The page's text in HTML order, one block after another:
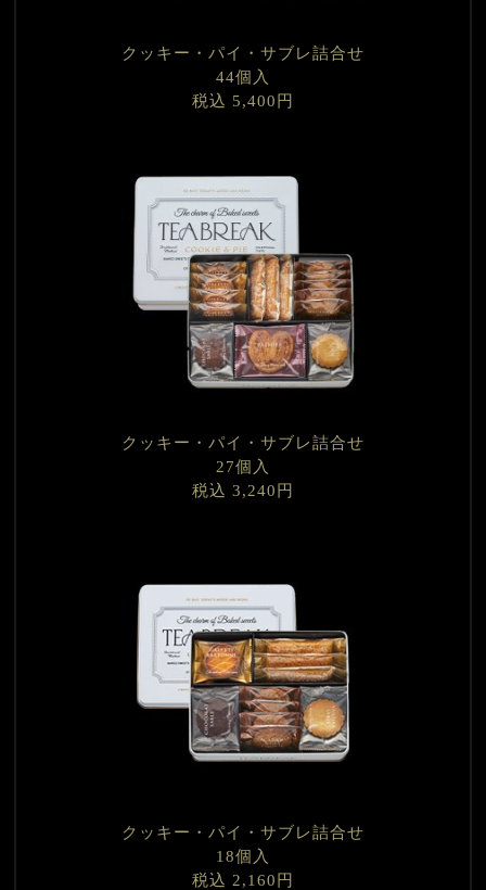
クッキー・パイ・サブレ詰合せ
44個入
税込 5,400円
クッキー・パイ・サブレ詰合せ
27個入
税込 3,240円
クッキー・パイ・サブレ詰合せ
18個入
税込 2,160円